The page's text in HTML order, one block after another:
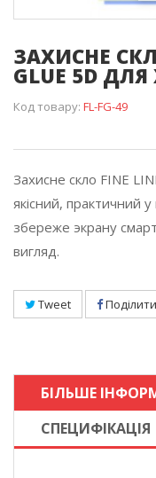
ЗАХИСНЕ
GLUE 5D ДЛЯ
Код товару: FL-FG-49
Захисне скло FINE
якісний, практичний
збереже экрану
вигляд.
Tweet
БІЛЬШЕ
СПЕЦИФІКАЦІЯ